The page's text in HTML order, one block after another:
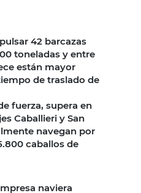
42 barcazas
toneladas y entre
están mayor
de traslado de
fuerza, supera en
Caballieri y San
navegan por
caballos de
naviera